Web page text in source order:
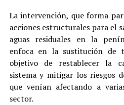
La intervención, que forma
acciones estructurales para el
aguas residuales en la
enfoca en la sustitución de
objetivo de restablecer la
sistema y mitigar los riesgos
que venían afectando a
sector.